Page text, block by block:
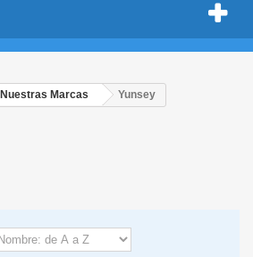
Nuestras Marcas Yunsey